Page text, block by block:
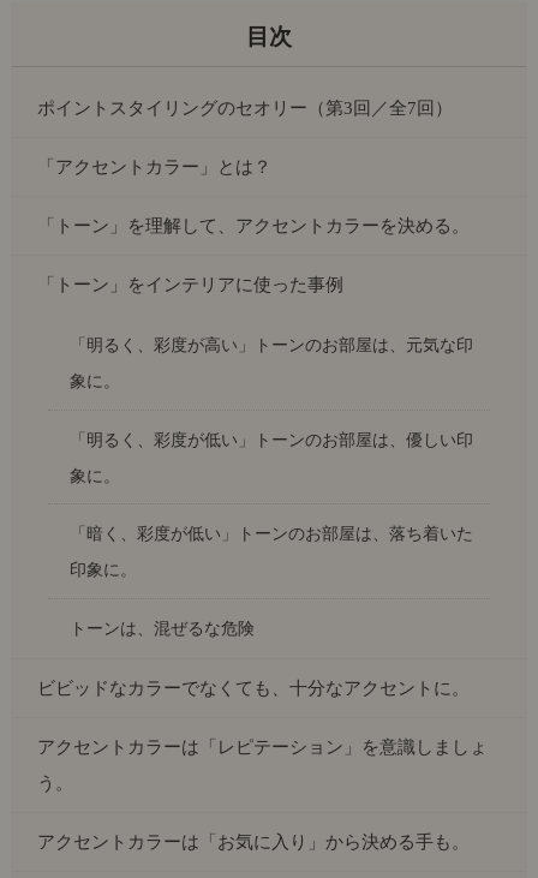
ポイントスタイリングのセオリー（第3回／全7回）
「アクセントカラー」とは？
「トーン」を理解して、アクセントカラーを決める。
「トーン」をインテリアに使った事例
「明るく、彩度が高い」トーンのお部屋は、元気な印
象に。
「明るく、彩度が低い」トーンのお部屋は、優しい印
象に。
「暗く、彩度が低い」トーンのお部屋は、落ち着いた
印象に。
トーンは、混ぜるな危険
ビビッドなカラーでなくても、十分なアクセントに。
アクセントカラーは「レピテーション」を意識しましょ
う。
アクセントカラーは「お気に入り」から決める手も。